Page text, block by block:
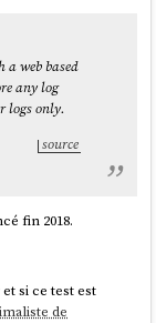
web based
any log
logs only.
source
fin 2018.
si ce test est
de